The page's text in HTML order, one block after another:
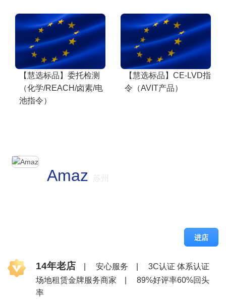
【慧选标品】委托检测
（化学/REACH/卤素/电
池指令）
【慧选标品】CE-LVD指
令（AVIT产品）
Amaz 苏州
进店
14年老店 安心服务
3C认证 体系认证
场地租赁金牌服务商家
89%好评率60%回头
率